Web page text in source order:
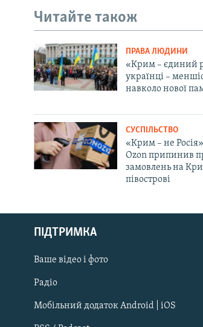
Русский
Qırımtatar
ДОЛУЧАЙСЯ!
Читайте також
ПРАВА ЛЮДИНИ
«Крим – єдиний
українці –
навколо нової
СУСПІЛЬСТВО
«Крим – не
Ozon припинив
замовлень на
півострові
ПІДТРИМКА
Ваше відео і фото
Радіо
Мобільний додаток Android | iOS